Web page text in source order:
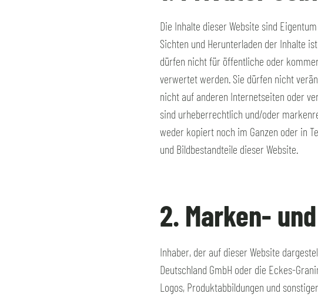
Die Inhalte dieser Website sind
Sichten und Herunterladen der Inhalte
dürfen nicht für öffentliche oder
verwertet werden. Sie dürfen nicht
nicht auf anderen Internetseiten oder
sind urheberrechtlich und/oder
weder kopiert noch im Ganzen oder in
und Bildbestandteile dieser Website.
2. Marken-
Inhaber, der auf dieser Website
Deutschland GmbH oder die Eckes-
Logos, Produktabbildungen und